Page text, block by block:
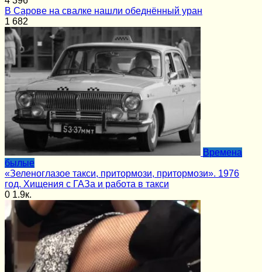
В Сарове на свалке нашли обеднённый уран
1 682
Времена
былые
«Зеленоглазое такси, притормози, притормози». 1976
год. Хищения с ГАЗа и работа в такси
0 1.9к.